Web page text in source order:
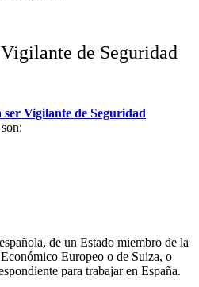
de Seguridad
Vigilante de Seguridad
de un Estado miembro de la
Europeo o de Suiza, o
para trabajar en España.